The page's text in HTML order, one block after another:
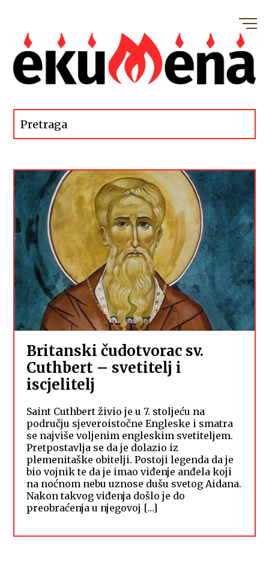
Britanski čudotvorac sv.
Cuthbert – svetitelj i
iscjelitelj
Saint Cuthbert živio je u 7. stoljeću na
području sjeveroistočne Engleske i smatra
se najviše voljenim engleskim svetiteljem.
Pretpostavlja se da je dolazio iz
plemenitaške obitelji. Postoji legenda da je
bio vojnik te da je imao viđenje anđela koji
na noćnom nebu uznose dušu svetog Aidana.
Nakon takvog viđenja došlo je do
preobraćenja u njegovoj […]